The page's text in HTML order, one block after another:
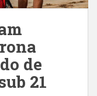
de
21